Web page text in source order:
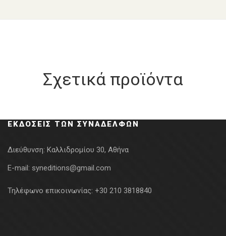
Σχετικά προϊόντα
ΕΚΔΌΣΕΙΣ ΤΩΝ ΣΥΝΑΔΈΛΦΩΝ
Διεύθυνση: Καλλιδρομίου 30, Αθήνα
E-mail: syneditions@gmail.com
Τηλέφωνο επικοινωνίας: +30 210 3818840